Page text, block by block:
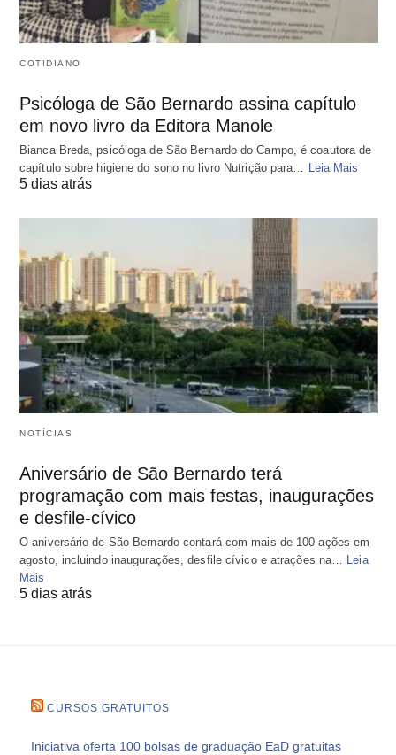
COTIDIANO
Psicóloga de São Bernardo assina capítulo
em novo livro da Editora Manole
Bianca Breda, psicóloga de São Bernardo do Campo, é coautora de
capítulo sobre higiene do sono no livro Nutrição para… Leia Mais
5 dias atrás
NOTÍCIAS
Aniversário de São Bernardo terá
programação com mais festas, inaugurações
e desfile-cívico
O aniversário de São Bernardo contará com mais de 100 ações em
agosto, incluindo inaugurações, desfile cívico e atrações na…
Leia
Mais
5 dias atrás
CURSOS GRATUITOS
Iniciativa oferta 100 bolsas de graduação EaD gratuitas